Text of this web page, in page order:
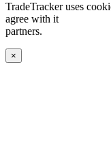
TradeTracker uses
agree with it
partners.
×